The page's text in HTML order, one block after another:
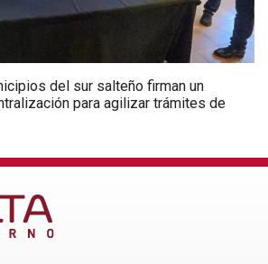
del sur salteño firman un
para agilizar trámites de